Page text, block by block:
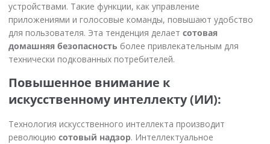
устройствами. Такие функции, как управление
приложениями и голосовые команды, повышают удобство
для пользователя. Эта тенденция делает сотовая
домашняя безопасность более привлекательным для
технически подкованных потребителей.
Повышенное внимание к
искусственному интеллекту (ИИ):
Технология искусственного интеллекта производит
революцию сотовый надзор. Интеллектуальное